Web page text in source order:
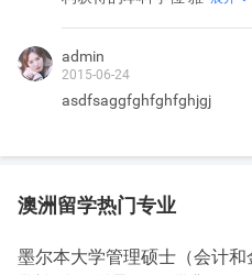
校区环境：
拉筹伯大学各校区均位于优美的
比。位于墨尔本的主校区邦多拉
中，乘公车去墨尔本市中心仅需40
墨尔本是澳大利亚最具多元文化
心，体育设施，零售商店及学生公
区位于美丽的历史名城本迪戈，距
距离墨尔本约有3小时的车程。
admin
2015-06-24
asdfsaggfghfghfghjgj
澳洲留学热门专业
墨尔本大学管理硕士（会计和